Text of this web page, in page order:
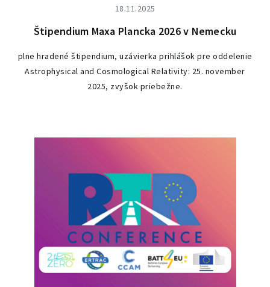
18.11.2025
Štipendium Maxa Plancka 2026 v Nemecku
plne hradené štipendium, uzávierka prihlášok pre oddelenie
Astrophysical and Cosmological Relativity: 25. november
2025, zvyšok priebežne.